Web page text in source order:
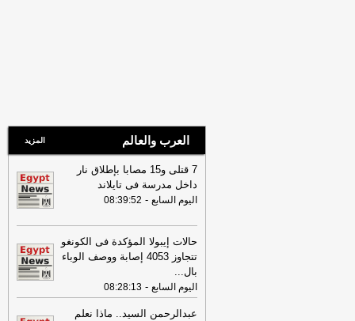
العرب والعالم المزيد
7 قتلى و15 مصابا بإطلاق نار
داخل مدرسة فى تايلاند
اليوم السابع -
08:39:52
حالات إيبولا المؤكدة فى الكونغو
تتجاوز 4053 إصابة ووصف الوباء
بال...
اليوم السابع -
08:28:13
عبدالرحمن السيد.. ماذا نعلم